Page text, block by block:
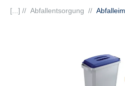
[...] // Abfallentsorgung //